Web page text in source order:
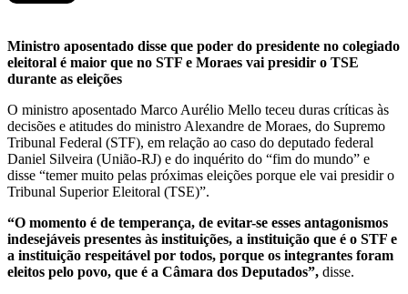
Ministro aposentado disse que poder do presidente no colegiado
eleitoral é maior que no STF e Moraes vai presidir o TSE
durante as eleições
O ministro aposentado Marco Aurélio Mello teceu duras críticas às
decisões e atitudes do ministro Alexandre de Moraes, do Supremo
Tribunal Federal (STF), em relação ao caso do deputado federal
Daniel Silveira (União-RJ) e do inquérito do “fim do mundo” e
disse “temer muito pelas próximas eleições porque ele vai presidir o
Tribunal Superior Eleitoral (TSE)”.
“O momento é de temperança, de evitar-se esses antagonismos
indesejáveis presentes às instituições, a instituição que é o STF e
a instituição respeitável por todos, porque os integrantes foram
eleitos pelo povo, que é a Câmara dos Deputados”, disse.